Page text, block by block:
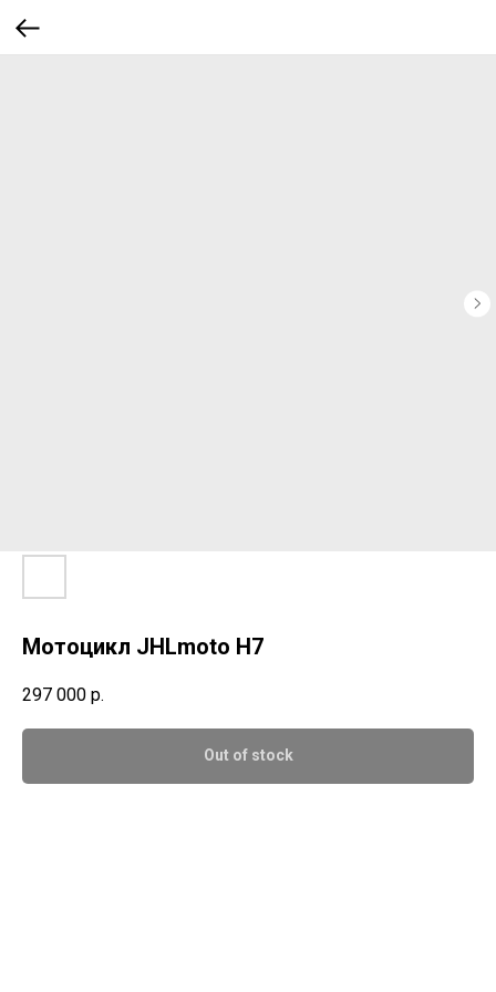
Мотоцикл JHLmoto H7
297 000 р.
Out of stock